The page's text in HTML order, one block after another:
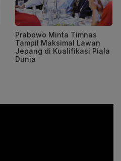
Prabowo Minta Timnas
Tampil Maksimal Lawan
Jepang di Kualifikasi Piala
Dunia